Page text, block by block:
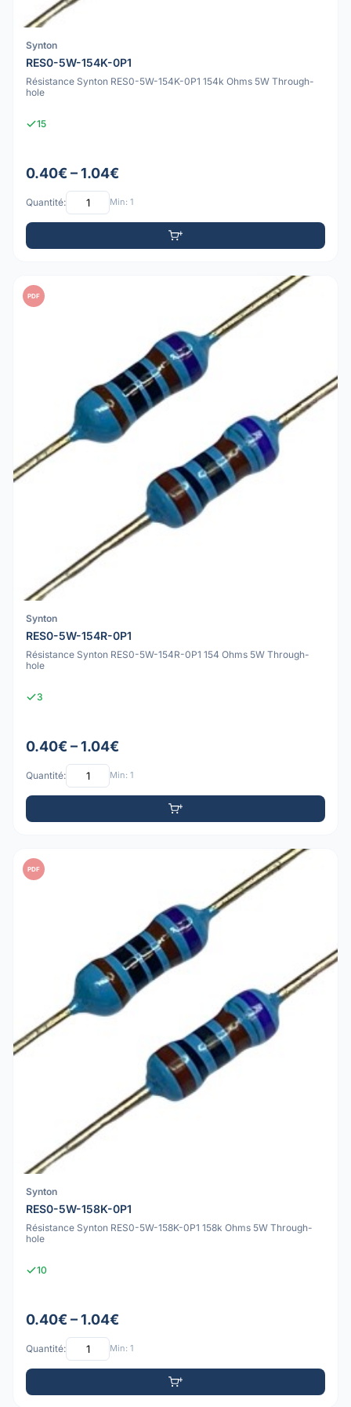
Synton
RES0-5W-154K-0P1
Résistance Synton RES0-5W-154K-0P1 154k Ohms 5W Through-
hole
15
0.40€ – 1.04€
Quantité: Min: 1
PDF
Synton
RES0-5W-154R-0P1
Résistance Synton RES0-5W-154R-0P1 154 Ohms 5W Through-
hole
3
0.40€ – 1.04€
Quantité: Min: 1
PDF
Synton
RES0-5W-158K-0P1
Résistance Synton RES0-5W-158K-0P1 158k Ohms 5W Through-
hole
10
0.40€ – 1.04€
Quantité: Min: 1